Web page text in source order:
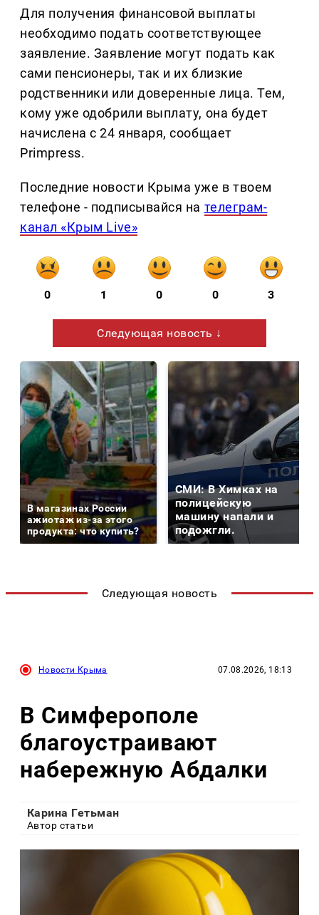
Для получения финансовой выплаты
необходимо подать соответствующее
заявление. Заявление могут подать как
сами пенсионеры, так и их близкие
родственники или доверенные лица. Тем,
кому уже одобрили выплату, она будет
начислена с 24 января, сообщает
Primpress.
Последние новости Крыма уже в твоем
телефоне - подписывайся на телеграм-
канал «Крым Live»
0 1 0 0 3
Следующая новость ↓
В магазинах России
ажиотаж из-за этого
продукта: что купить?
СМИ: В Химках на
полицейскую
машину напали и
подожгли.
Следующая новость
Новости Крыма 07.08.2026, 18:13
В Симферополе
благоустраивают
набережную Абдалки
Карина Гетьман
Автор статьи